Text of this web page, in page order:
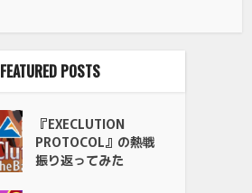
FEATURED POSTS
『EXECLUTION
PROTOCOL』の熱戦
振り返ってみた